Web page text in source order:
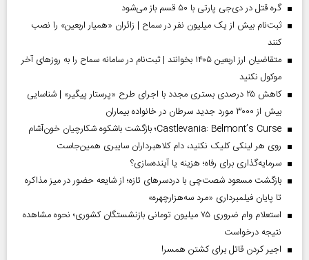
گره قتل در دی‌جی پارتی با ۵۰ قسم باز می‌شود
ثبت‌نام بیش از یک میلیون نفر در سماح | زائران «همیار اربعین» را نصب
کنند
متقاضیان ارز اربعین ۱۴۰۵ بخوانند | ثبت‌نام در سامانه سماح را به روز‌های آخر
موکول نکنید
کاهش ۲۵ درصدی بستری مجدد با اجرای طرح «پرستار پیگیر» | شناسایی
بیش از ۳۰۰۰ مورد جدید سرطان در خانواده بیماران
Castlevania: Belmont’s Curse؛ بازگشت باشکوه شکارچیان خون‌آشام
روی هر لینکی کلیک نکنید، دام کلاهبرداران سایبری همین‌جاست
سرمایه‌گذاری برای رفاه؛ هزینه یا آینده‌سازی؟
بازگشت مسعود شصت‌چی با دردسر‌های تازه؛ از شایعه حضور در میز مذاکره
تا پایان فیلمبرداری «مرد سه‌هزارچهره»
استعلام وام ضروری ۷۵ میلیون تومانی بازنشستگان کشوری؛ نحوه مشاهده
نتیجه درخواست
اجیر کردن قاتل برای کشتن همسر!